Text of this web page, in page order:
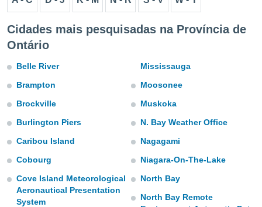
as
a este
e
forma
digital
recolhidas
permite-
a nossa
Cidades mais pesquisadas na Província de
Ontário
Belle River
Brampton
Brockville
Burlington Piers
Caribou Island
Cobourg
Cove Island Meteorological
Aeronautical Presentation
System
Mississauga
Moosonee
Muskoka
N. Bay Weather Office
Nagagami
Niagara-On-The-Lake
North Bay
North Bay Remote